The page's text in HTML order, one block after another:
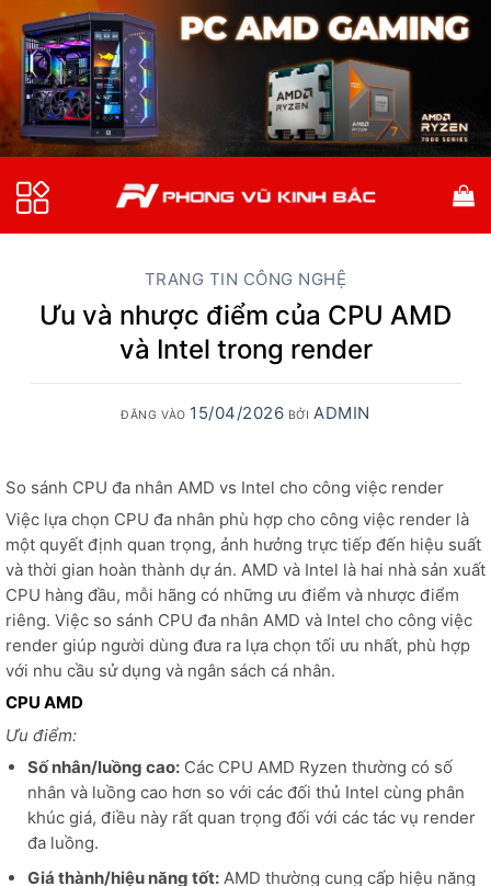
qua
nội
dung
TRANG TIN CÔNG NGHỆ
Ưu và nhược điểm của CPU AMD
và Intel trong render
ĐĂNG VÀO 15/04/2026 BỞI ADMIN
So sánh CPU đa nhân AMD vs Intel cho công việc render
Việc lựa chọn CPU đa nhân phù hợp cho công việc render là
một quyết định quan trọng, ảnh hưởng trực tiếp đến hiệu suất
và thời gian hoàn thành dự án. AMD và Intel là hai nhà sản xuất
CPU hàng đầu, mỗi hãng có những ưu điểm và nhược điểm
riêng. Việc so sánh CPU đa nhân AMD và Intel cho công việc
render giúp người dùng đưa ra lựa chọn tối ưu nhất, phù hợp
với nhu cầu sử dụng và ngân sách cá nhân.
CPU AMD
Ưu điểm:
Số nhân/luồng cao:Các CPU AMD Ryzen thường có số
nhân và luồng cao hơn so với các đối thủ Intel cùng phân
khúc giá, điều này rất quan trọng đối với các tác vụ render
đa luồng.
Giá thành/hiệu năng tốt:AMD thường cung cấp hiệu năng